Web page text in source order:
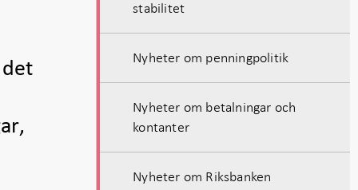
stabilitet
Nyheter om penningpolitik
Nyheter om betalningar och
kontanter
Nyheter om Riksbanken